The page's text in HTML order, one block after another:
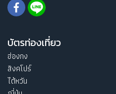
บัตรท่องเที่ยว
ฮ่องกง
สิงคโปร์
ไต้หวัน